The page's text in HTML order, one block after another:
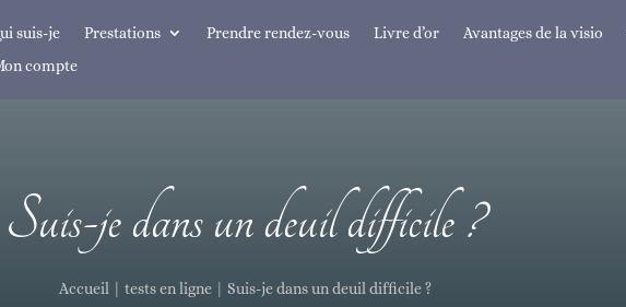
suis-je Prestations Prendre rendez-vous Livre d’or Avantages de la visio
compte
Suis-je dans un deuil difficile ?
Accueil tests en ligne| Suis-je dans un deuil difficile ?